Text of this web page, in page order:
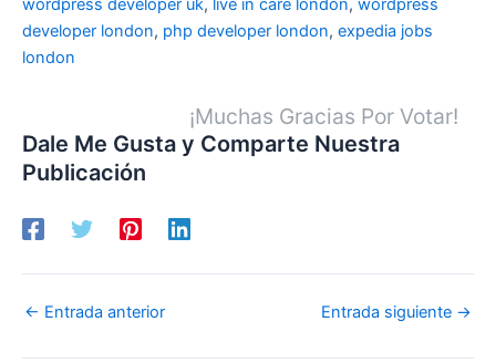
wordpress developer uk, live in care london, wordpress
developer london, php developer london, expedia jobs
london
¡Muchas Gracias Por Votar!
Dale Me Gusta y Comparte Nuestra
Publicación
← Entrada anterior Entrada siguiente →